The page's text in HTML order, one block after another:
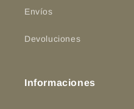
Envíos
Devoluciones
Informaciones